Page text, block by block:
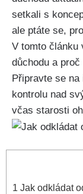
setkali s
ale ptáte se,
V tomto článku
důchodu a
Připravte se
kontrolu nad
včas starosti
1 Jak odkládat